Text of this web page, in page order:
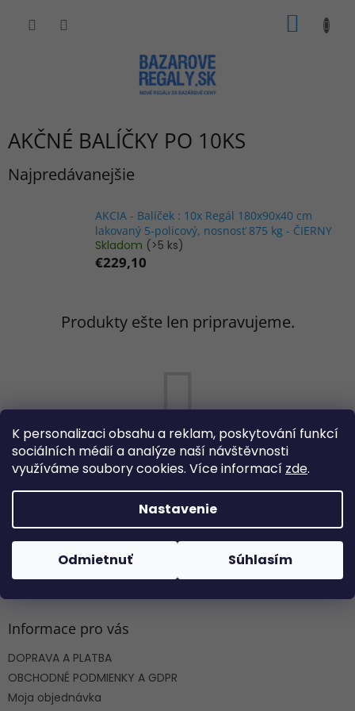
K personalizaci obsahu a reklam, poskytování funkcí
sociálních médií a analýze naší návštěvnosti
využíváme soubory cookies. Více informací zde.
Nastavenie
Odmietnuť Súhlasím
AKČNÉ BALÍČKY PO 10KS
Najpredávanejšie
AKCIA - Balíček : 10x Regál 180x90x40 cm
lakovaný 5-policový, nosnosť 875 kg - ČIERNY
Skladom (>5 ks)
€229,10
Produkty ešte len pripravujeme.
Môžete sa ale pozrieť na ostatné kategórie.
SPÄŤ DO OBCHODU
á
Informace pro vás
DOPRAVA A PLATBA
OBCHODNÉ PODMIENKY A GDPR
Moja objednávka